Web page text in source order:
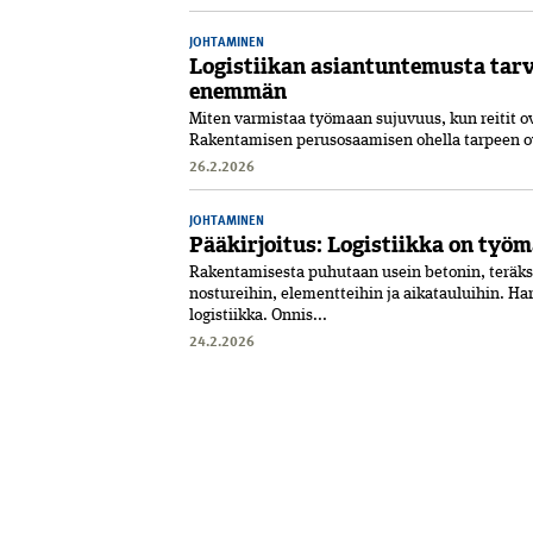
JOHTAMINEN
Logistiikan asiantuntemusta
enemmän
Miten varmistaa työmaan sujuvuus, kun reitit
Rakentamisen perusosaamisen ohella
26.2.2026
JOHTAMINEN
Pääkirjoitus: Logistiikka on
Rakentamisesta puhutaan usein betonin,
nostureihin, elementteihin ja aikatauluihin.
logistiikka. Onnis...
24.2.2026